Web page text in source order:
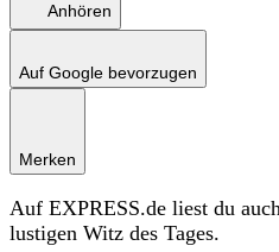
Anhören
Auf Google bevorzugen
Merken
Auf EXPRESS.de liest du
lustigen Witz des Tages.